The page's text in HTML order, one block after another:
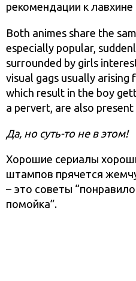
рекомендации к
Both animes share the
especially popular,
surrounded by girls
visual gags usually arising
which result in the boy
a pervert, are also present
Да, но суть-то не в этом!
Хорошие сериалы
штампов прячется
– это советы
помойка”.